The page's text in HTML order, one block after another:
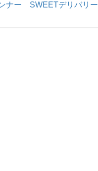
ナー SWEETデリバリー